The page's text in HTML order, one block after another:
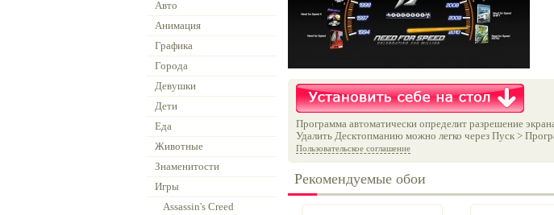
Авто
Анимация
Графика
Города
Девушки
Дети
Еда
Животные
Знаменитости
Игры
Assassin's Creed
Программа автоматически определит разрешение
Удалить Десктопманию можно легко через Пуск >
Пользовательское соглашение
Рекомендуемые обои